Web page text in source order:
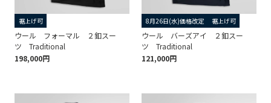
裾上げ可
ウール フォーマル ２釦スー
ツ Traditional
198,000円
8月26日(水)価格改定 裾上げ可
ウール バーズアイ ２釦スー
ツ Traditional
121,000円